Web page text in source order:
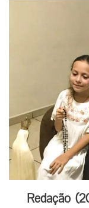
Redação (